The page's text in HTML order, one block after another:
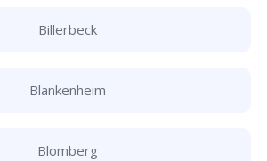
Billerbeck
Blankenheim
Blomberg